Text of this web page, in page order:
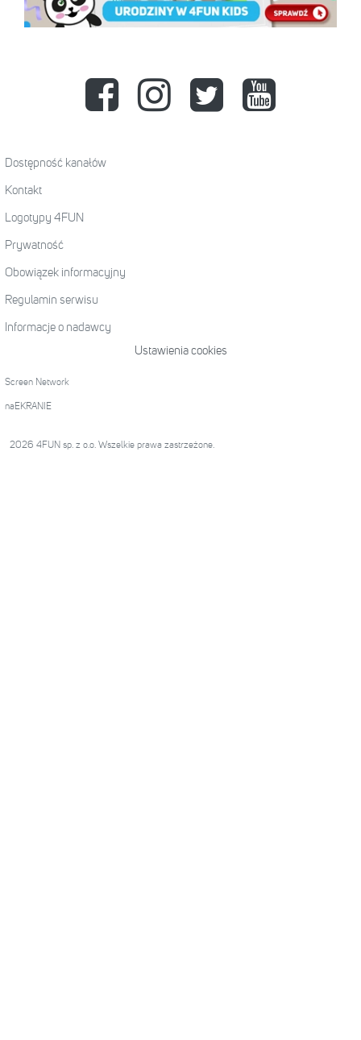
Dostępność kanałów
Kontakt
Logotypy 4FUN
Prywatność
Obowiązek informacyjny
Regulamin serwisu
Informacje o nadawcy
Ustawienia cookies
Screen Network
naEKRANIE
2026 4FUN sp. z o.o. Wszelkie prawa zastrzeżone.